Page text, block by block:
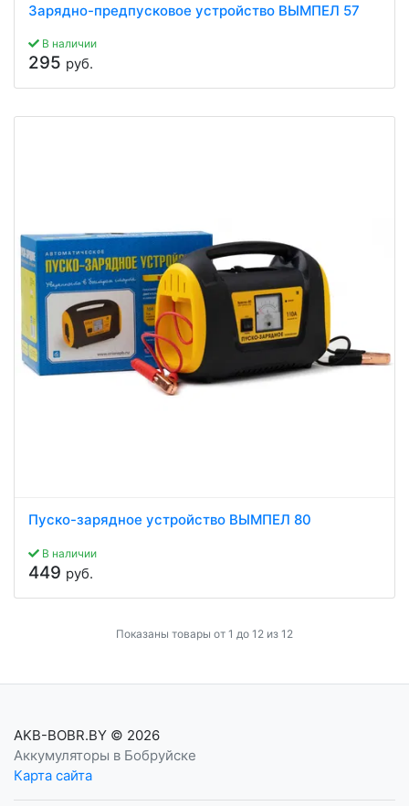
Зарядно-предпусковое устройство ВЫМПЕЛ 57
В наличии
295 руб.
Пуско-зарядное устройство ВЫМПЕЛ 80
В наличии
449 руб.
Показаны товары от 1 до 12 из 12
AKB-BOBR.BY © 2026
Аккумуляторы в Бобруйске
Карта сайта